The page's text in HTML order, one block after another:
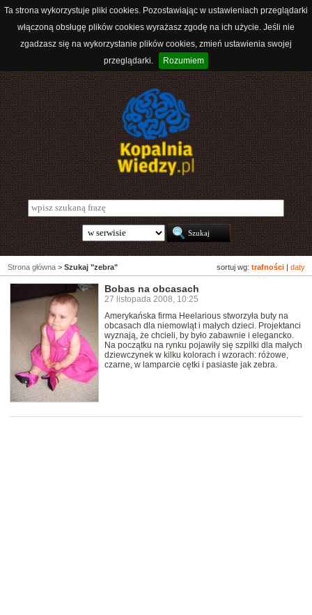
Ta strona wykorzystuje pliki cookies. Pozostawiając w ustawieniach przeglądarki
włączoną obsługę plików cookies wyrażasz zgodę na ich użycie. Jeśli nie
zgadzasz się na wykorzystanie plików cookies, zmień ustawienia swojej
przeglądarki.
Rozumiem
sortuj wg: trafności daty
Strona główna > Szukaj "zebra"
Bobas na obcasach
27 listopada 2008, 10:25
Amerykańska firma Heelarious stworzyła buty na
obcasach dla niemowląt i małych dzieci. Projektanci
wyznają, że chcieli, by było zabawnie i elegancko.
Na początku na rynku pojawiły się szpilki dla małych
dziewczynek w kilku kolorach i wzorach: różowe,
czarne, w lamparcie cętki i pasiaste jak zebra.